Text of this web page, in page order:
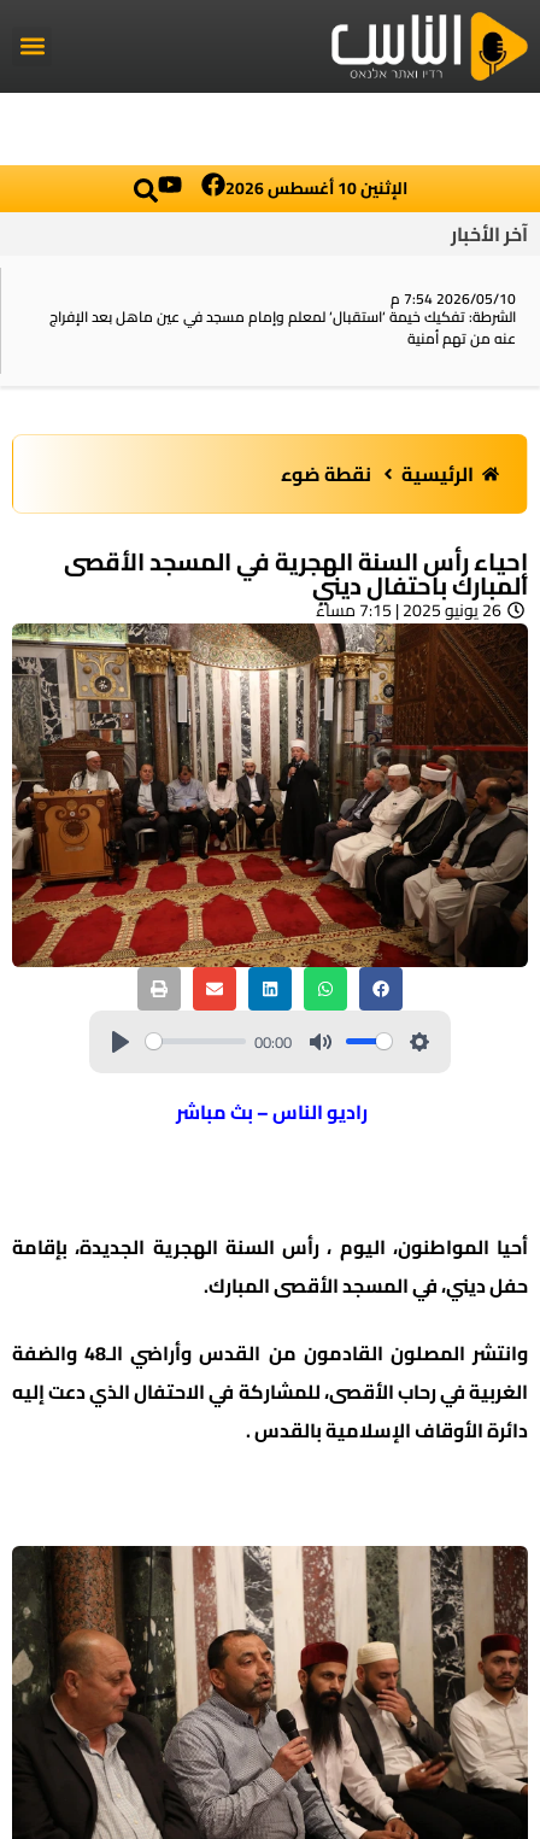
الإثنين 10 أغسطس 2026
آخر الأخبار
2026/05/10 7:54 م
الشرطة: تفكيك خيمة ‘استقبال‘ لمعلم وإمام مسجد في عين ماهل بعد الإفراج
عنه من تهم أمنية
الرئيسية نقطة ضوء
إحياء رأس السنة الهجرية في المسجد الأقصى
المبارك باحتفال ديني
26 يونيو 2025 | 7:15 مساءً
00:00
راديو الناس – بث مباشر
أحيا المواطنون، اليوم ، رأس السنة الهجرية الجديدة، بإقامة
حفل ديني، في المسجد الأقصى المبارك.
وانتشر المصلون القادمون من القدس وأراضي الـ48 والضفة
الغربية في رحاب الأقصى، للمشاركة في الاحتفال الذي دعت إليه
دائرة الأوقاف الإسلامية بالقدس .